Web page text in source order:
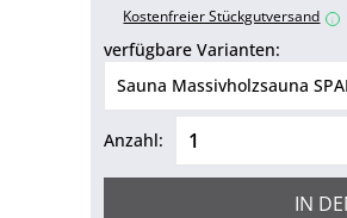
Kostenfreier Stückgutversand i
verfügbare Varianten:
Anzahl:
IN